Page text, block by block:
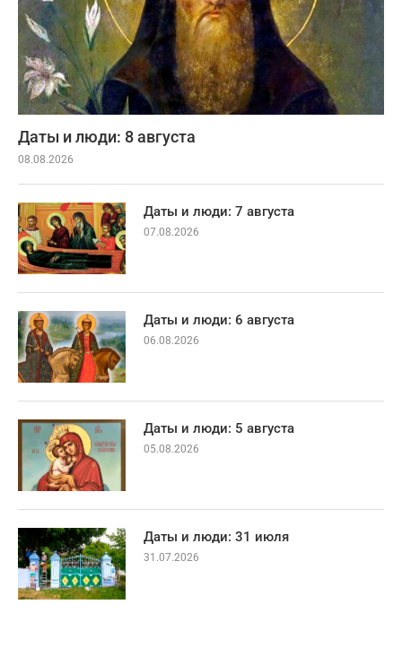
Даты и люди: 8 августа
08.08.2026
Даты и люди: 7 августа
07.08.2026
Даты и люди: 6 августа
06.08.2026
Даты и люди: 5 августа
05.08.2026
Даты и люди: 31 июля
31.07.2026